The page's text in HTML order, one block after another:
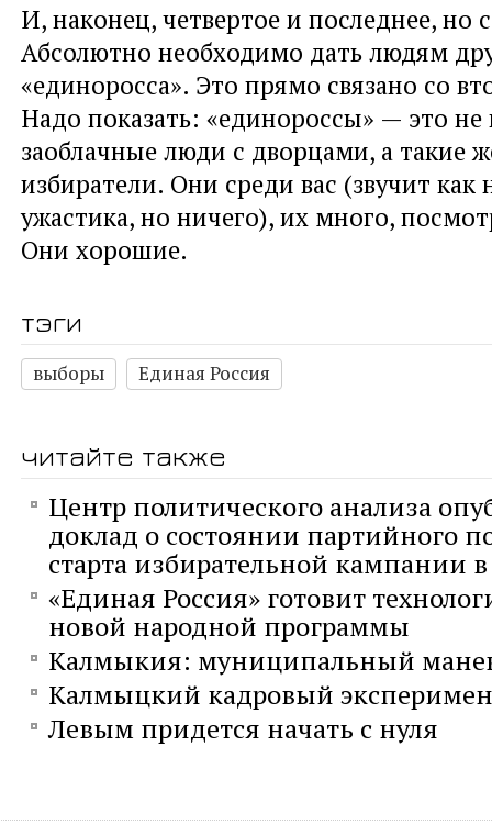
И, наконец, четвертое и последнее, но
Абсолютно необходимо дать людям
«единоросса». Это прямо связано со
Надо показать: «единороссы» — это не
заоблачные люди с дворцами, а такие
избиратели. Они среди вас (звучит как
ужастика, но ничего), их много,
Они хорошие.
тэги
выборы Единая Россия
читайте также
Центр политического анализа
доклад о состоянии партийного
старта избирательной кампании
«Единая Россия» готовит
новой народной программы
Калмыкия: муниципальный
Калмыцкий кадровый
Левым придется начать с нуля